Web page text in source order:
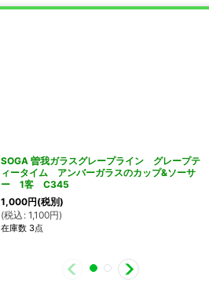
SOGA 曽我ガラスグレープライン グレープテ
ィータイム アンバーガラスのカップ&ソーサ
ー 1客 C345
1,000円(税別)
(税込 : 1,100円)
在庫数 3点